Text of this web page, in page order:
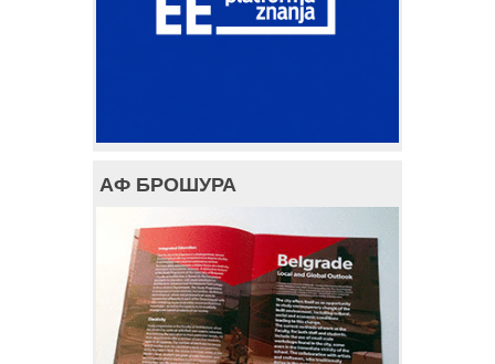
АФ БРОШУРА